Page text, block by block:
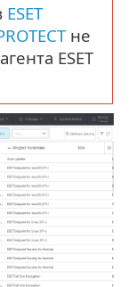
ESET
не
ESET